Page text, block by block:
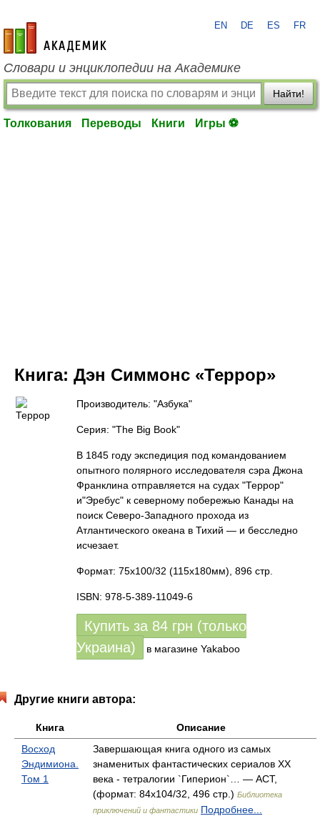
academic.ru
EN DE ES FR
Словари и энциклопедии на Академике
Найти!
Толкования Переводы Книги Игры ⚽
Книга: Дэн Симмонс «Террор»
Производитель: "Азбука"
Серия: "The Big Book"
В 1845 году экспедиция под командованием
опытного полярного исследователя сэра Джона
Франклина отправляется на судах "Террор"
и"Эребус" к северному побережью Канады на
поиск Северо-Западного прохода из
Атлантического океана в Тихий — и бесследно
исчезает.
Формат: 75x100/32 (115x180мм), 896 стр.
ISBN: 978-5-389-11049-6
Купить за 84 грн (только
Украина)
в магазине Yakaboo
Другие книги автора:
Книга
Описание
Восход
Эндимиона.
Том 1
Завершающая книга одного из самых
знаменитых фантастических сериалов ХХ
века - тетралогии `Гиперион`… — АСТ,
(формат: 84x104/32, 496 стр.) Библиотека
приключений и фантастики Подробнее...